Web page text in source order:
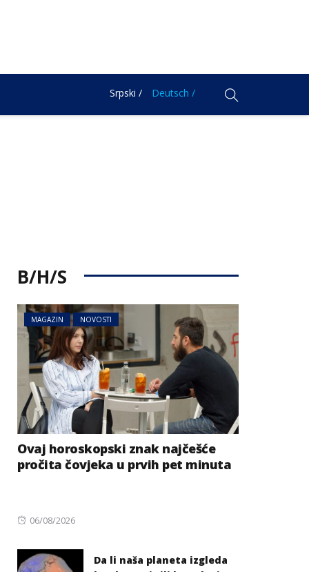
Srpski / Deutsch /
B/H/S
MAGAZIN NOVOSTI
Ovaj horoskopski znak najčešće
pročita čovjeka u prvih pet minuta
Posted
06/08/2026
Da li naša planeta izgleda